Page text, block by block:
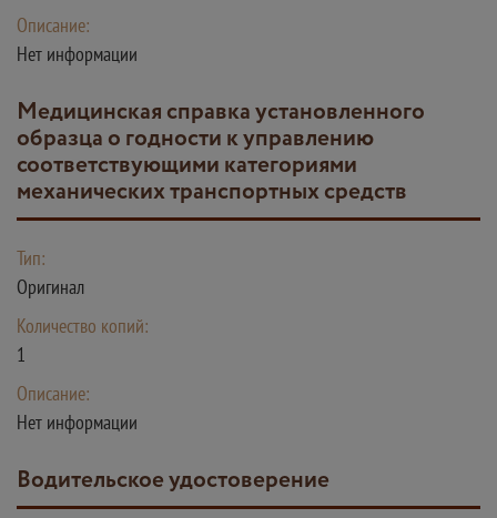
Описание:
Нет информации
Медицинская справка установленного
образца о годности к управлению
соответствующими категориями
механических транспортных средств
Тип:
Оригинал
Количество копий:
1
Описание:
Нет информации
Водительское удостоверение